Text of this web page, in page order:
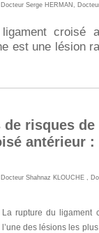
Docteur Serge HERMAN
croisé
est une lésion
de risques
antérieur :
Docteur Shahnaz KLOUCHE
La rupture du ligament
l’une des lésions les